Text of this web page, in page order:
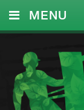
MENU
DIENSTEN
FOTO’S